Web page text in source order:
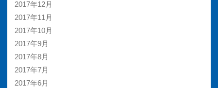
2017年12月
2017年11月
2017年10月
2017年9月
2017年8月
2017年7月
2017年6月